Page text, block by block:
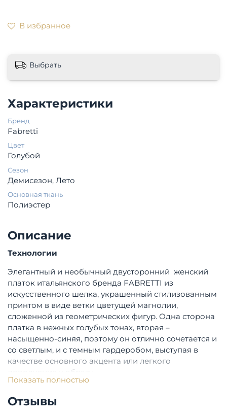
В избранное
Выбрать
Характеристики
Бренд
Fabretti
Цвет
Голубой
Сезон
Демисезон, Лето
Основная ткань
Полиэстер
Описание
Технологии
Элегантный и необычный двусторонний женский
платок итальянского бренда FABRETTI из
искусственного шелка, украшенный стилизованным
принтом в виде ветки цветущей магнолии,
сложенной из геометрических фигур. Одна сторона
платка в нежных голубых тонах, вторая –
насыщенно-синяя, поэтому он отлично сочетается и
со светлым, и с темным гардеробом, выступая в
качестве основного акцента или легкого
дополнения к образу.
Легкий искусственный шелк, с его гладкостью и
блеском, отлично сочетается как с натуральными,
так и искусственными материалами, особенно
Показать полностью
Отзывы